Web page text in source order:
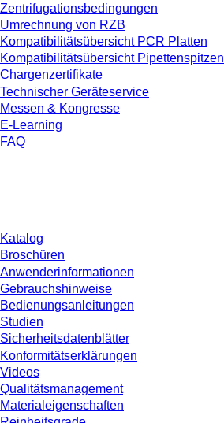
Zentrifugationsbedingungen
Umrechnung von RZB
Kompatibilitätsübersicht PCR Platten
Kompatibilitätsübersicht Pipettenspitzen
Chargenzertifikate
Technischer Geräteservice
Messen & Kongresse
E-Learning
FAQ
Katalog
Broschüren
Anwenderinformationen
Gebrauchshinweise
Bedienungsanleitungen
Studien
Sicherheitsdatenblätter
Konformitätserklärungen
Videos
Qualitätsmanagement
Materialeigenschaften